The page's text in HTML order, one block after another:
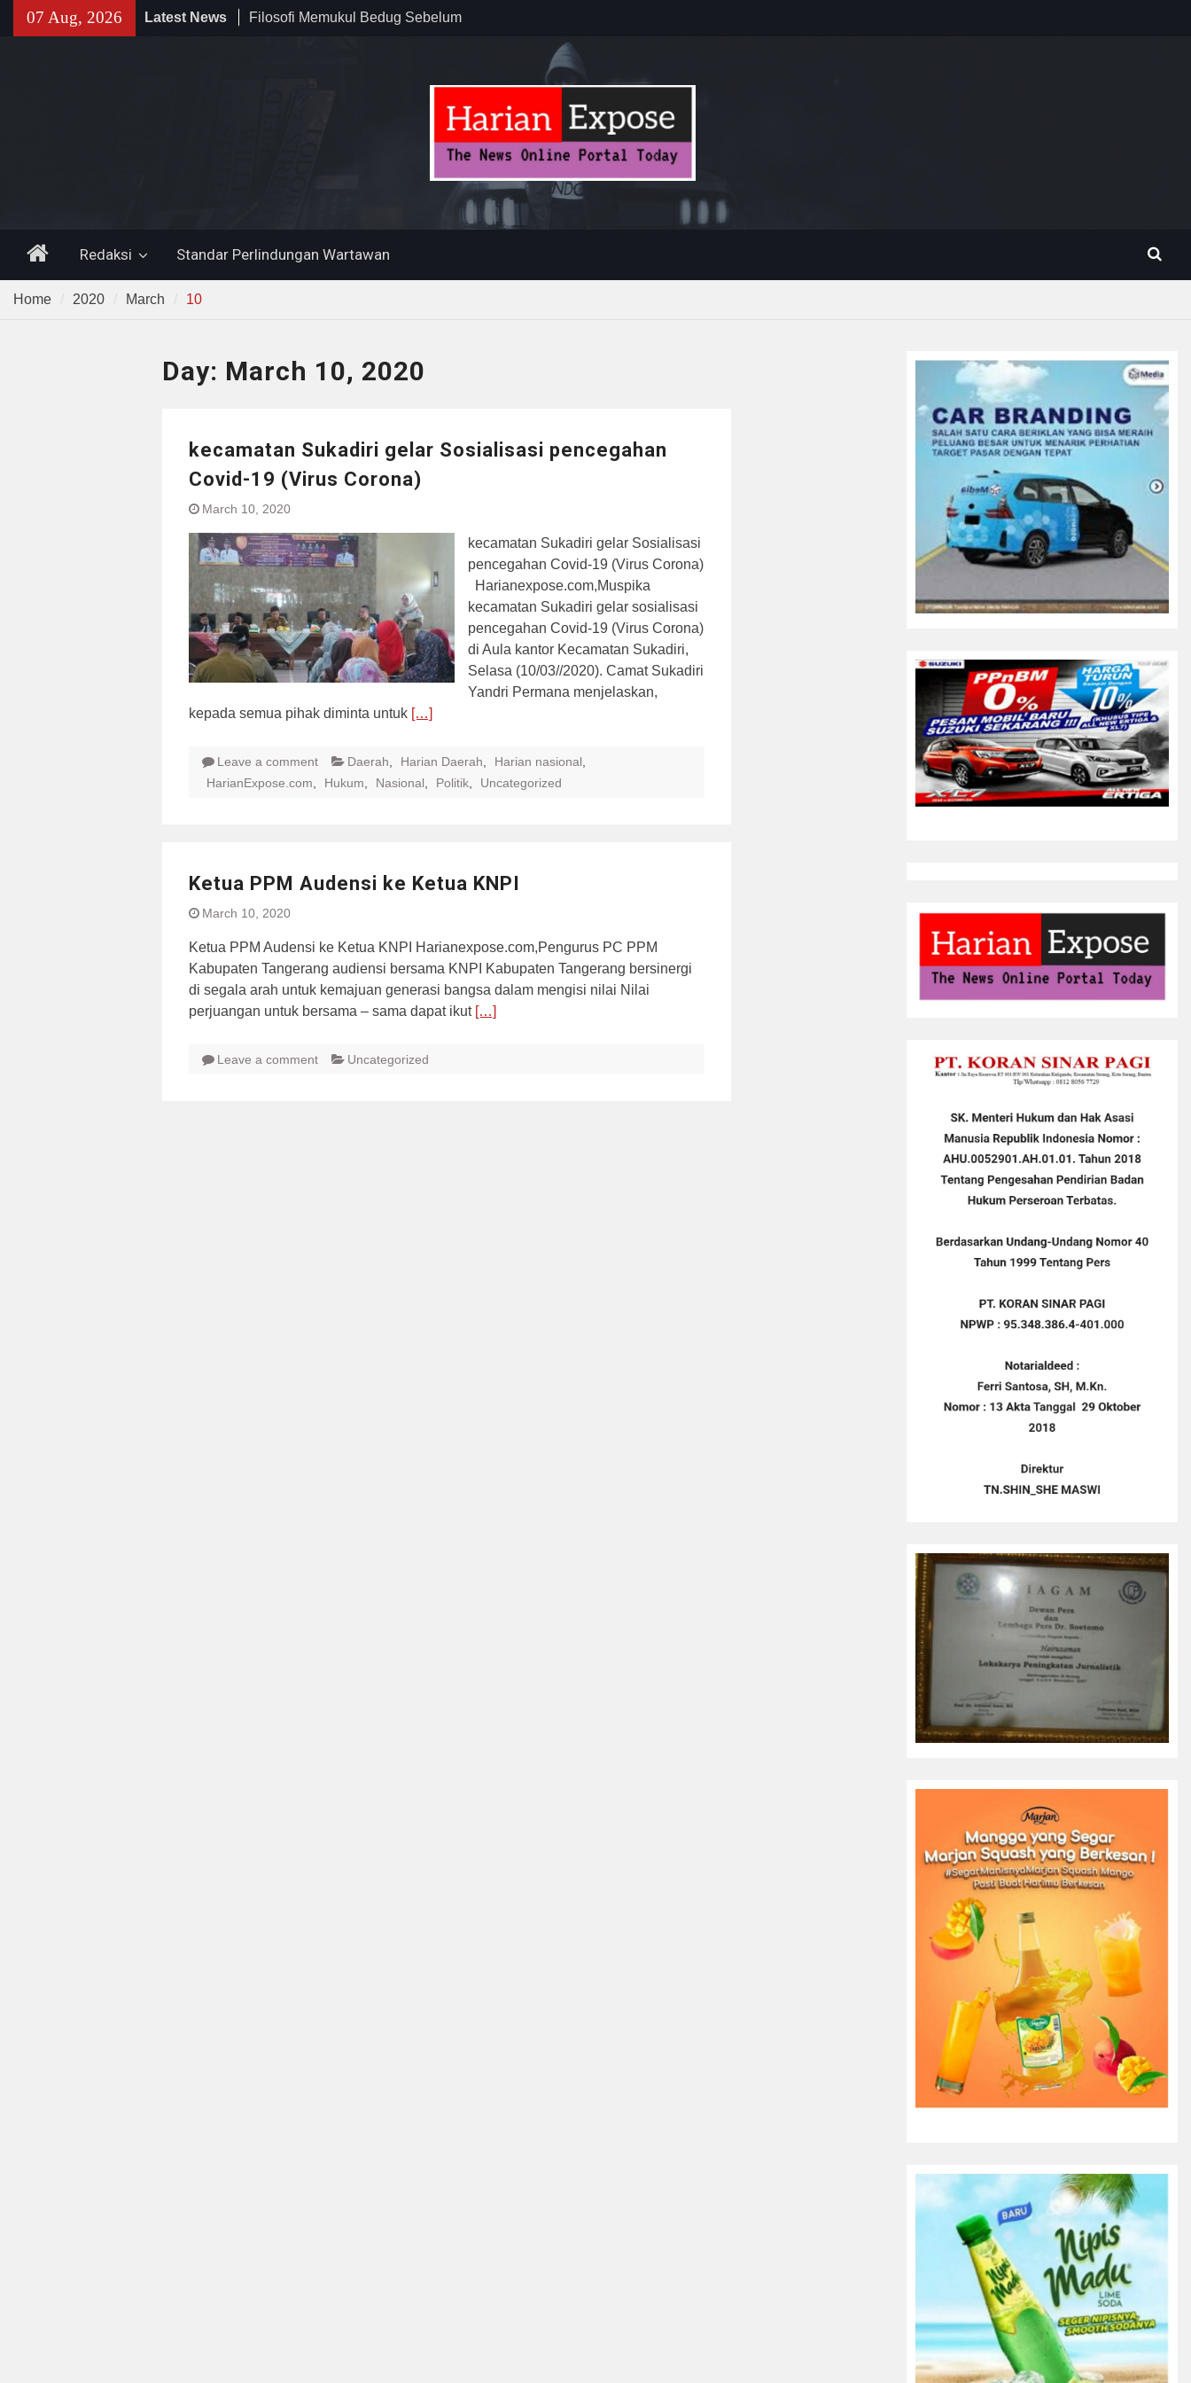
07 Aug, 2026 Latest News
Filosofi Memukul Bedug Sebelum
Narkoba di Sekolah Kebayoran
Lama, DPR Minta Diusut Tuntas
HomeRedaksi Standar Perlindungan Wartawan
Home 2020 March 10
Day: March 10, 2020
kecamatan Sukadiri gelar Sosialisasi pencegahan
Covid-19 (Virus Corona)
March 10, 2020
kecamatan Sukadiri gelar Sosialisasi
pencegahan Covid-19 (Virus Corona)
Harianexpose.com,Muspika
kecamatan Sukadiri gelar sosialisasi
pencegahan Covid-19 (Virus Corona)
di Aula kantor Kecamatan Sukadiri,
Selasa (10/03//2020). Camat Sukadiri
Yandri Permana menjelaskan,
kepada semua pihak diminta untuk […]
Leave a comment Daerah Harian Daerah Harian nasional
HarianExpose.com
Hukum Nasional Politik Uncategorized
Ketua PPM Audensi ke Ketua KNPI
March 10, 2020
Ketua PPM Audensi ke Ketua KNPI Harianexpose.com,Pengurus PC PPM
Kabupaten Tangerang audiensi bersama KNPI Kabupaten Tangerang bersinergi
di segala arah untuk kemajuan generasi bangsa dalam mengisi nilai Nilai
perjuangan untuk bersama – sama dapat ikut […]
Leave a comment Uncategorized